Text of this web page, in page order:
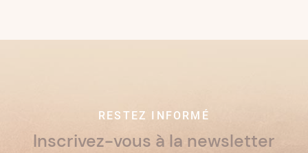
RESTEZ INFORMÉ
Inscrivez-vous à la newsletter